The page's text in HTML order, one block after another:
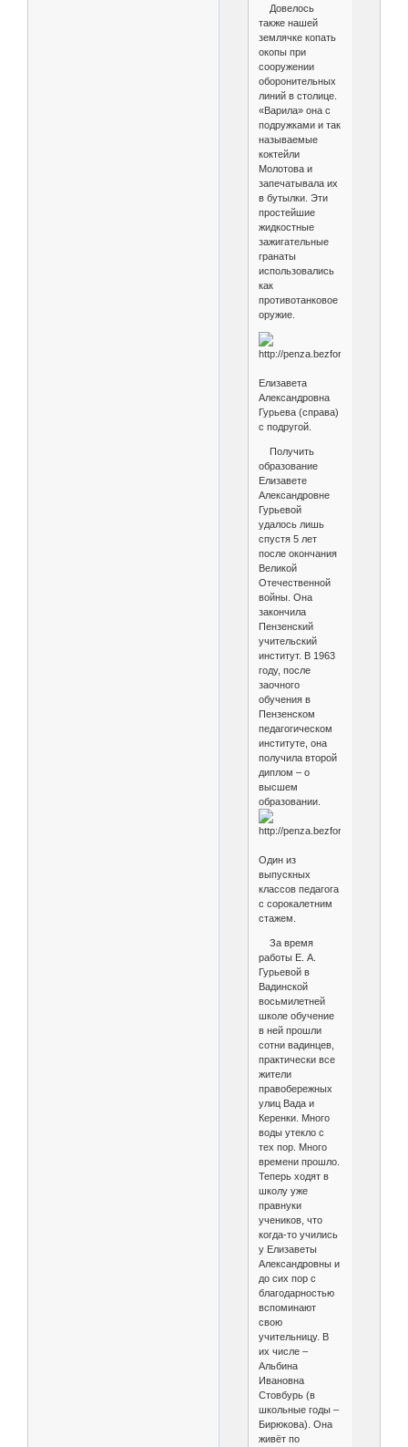
Довелось
также нашей
землячке копать
окопы при
сооружении
оборонительных
линий в столице.
«Варила» она с
подружками и так
называемые
коктейли
Молотова и
запечатывала их
в бутылки. Эти
простейшие
жидкостные
зажигательные
гранаты
использовались
как
противотанковое
оружие.
Елизавета
Александровна
Гурьева (справа)
с подругой.
Получить
образование
Елизавете
Александровне
Гурьевой
удалось лишь
спустя 5 лет
после окончания
Великой
Отечественной
войны. Она
закончила
Пензенский
учительский
институт. В 1963
году, после
заочного
обучения в
Пензенском
педагогическом
институте, она
получила второй
диплом – о
высшем
образовании.
Один из
выпускных
классов педагога
с сорокалетним
стажем.
За время
работы Е. А.
Гурьевой в
Вадинской
восьмилетней
школе обучение
в ней прошли
сотни вадинцев,
практически все
жители
правобережных
улиц Вада и
Керенки. Много
воды утекло с
тех пор. Много
времени прошло.
Теперь ходят в
школу уже
правнуки
учеников, что
когда-то учились
у Елизаветы
Александровны и
до сих пор с
благодарностью
вспоминают
свою
учительницу. В
их числе –
Альбина
Ивановна
Стовбурь (в
школьные годы –
Бирюкова). Она
живёт по